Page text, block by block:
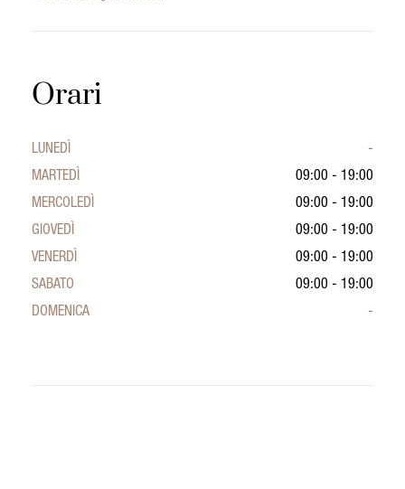
Orari
LUNEDÌ
-
MARTEDÌ
09:00 - 19:00
MERCOLEDÌ
09:00 - 19:00
GIOVEDÌ
09:00 - 19:00
VENERDÌ
09:00 - 19:00
SABATO
09:00 - 19:00
DOMENICA
-